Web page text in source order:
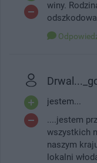
winy.
jestem...
....jestem
wszystkich
naszym
lokalni